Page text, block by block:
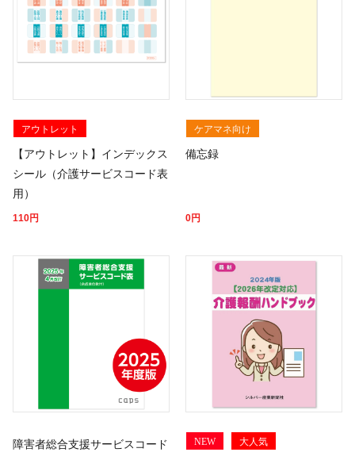
アウトレット
【アウトレット】インデックス
シール（介護サービスコード表
用）
110円
ケアマネ向け
備忘録
0円
障害者総合支援サービスコード
NEW 大人気